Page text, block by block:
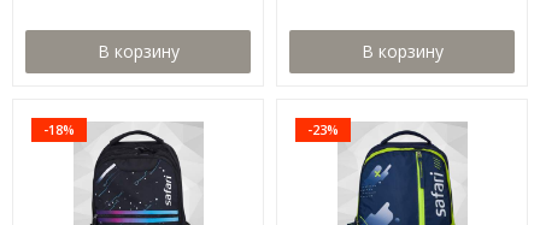
В корзину В корзину
-18% -23%